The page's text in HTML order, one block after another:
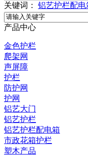
关键词： 铝艺护栏配电
产品中心
金色护栏
爬架网
声屏障
护栏
防护网
护网
铝艺大门
铝艺护栏
铝艺护栏配电箱
市政花箱护栏
塑木产品